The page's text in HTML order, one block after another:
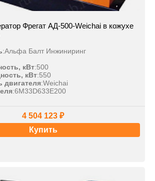
Фрегат АД-500-Weichai в кожухе
:Альфа Балт Инжиниринг
кВт:500
кВт:550
двигателя:Weichai
:6M33D633E200
4 504 123 ₽
Купить